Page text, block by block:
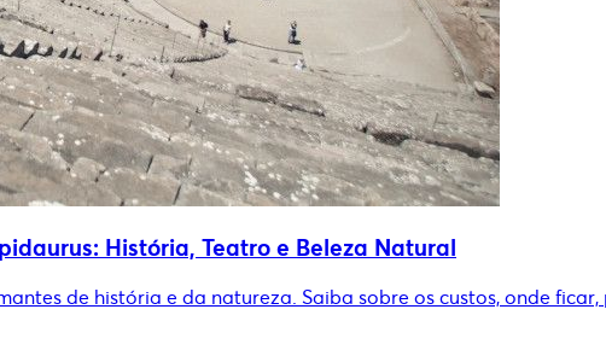
História, Teatro e Beleza Natural
de história e da natureza. Saiba sobre os custos, onde